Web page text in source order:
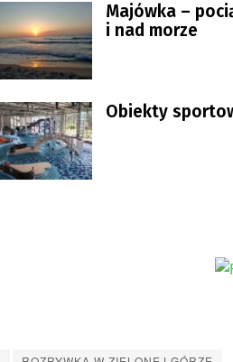
Majówka –
i nad morze
Obiekty